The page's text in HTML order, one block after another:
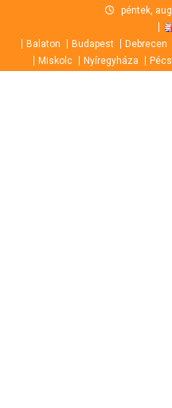
content
péntek,
Balaton Budapest Debrecen
Miskolc
Nyíregyháza Pécs